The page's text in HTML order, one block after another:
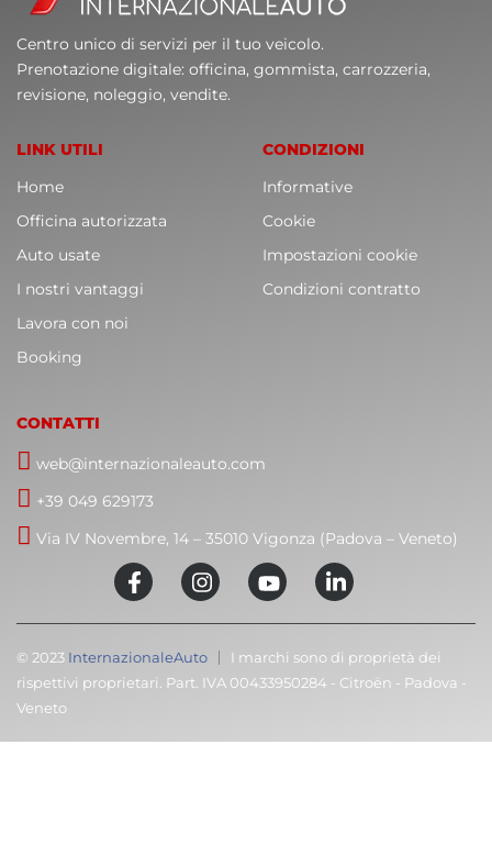
Centro unico di servizi per il tuo veicolo.
Prenotazione digitale: officina, gommista, carrozzeria,
revisione, noleggio, vendite.
LINK UTILI
Home
Officina autorizzata
Auto usate
I nostri vantaggi
Lavora con noi
Booking
CONDIZIONI
Informative
Cookie
Impostazioni cookie
Condizioni contratto
CONTATTI
web@internazionaleauto.com
+39 049 629173
Via IV Novembre, 14 – 35010 Vigonza (Padova – Veneto)
© 2023 InternazionaleAuto
I marchi sono di proprietà dei
rispettivi proprietari. Part. IVA 00433950284 - Citroën - Padova -
Veneto